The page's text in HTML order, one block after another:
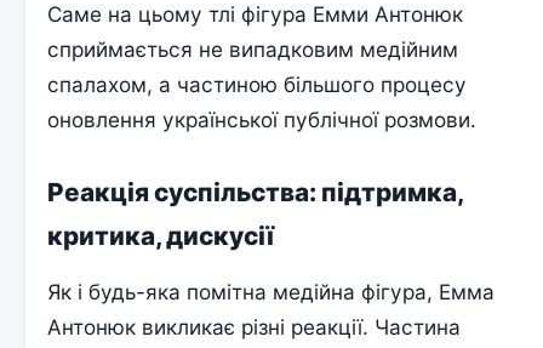
Саме на цьому тлі фігура Емми Антонюк
сприймається не випадковим медійним
спалахом, а частиною більшого процесу
оновлення української публічної розмови.
Реакція суспільства: підтримка,
критика, дискусії
Як і будь-яка помітна медійна фігура, Емма
Антонюк викликає різні реакції. Частина